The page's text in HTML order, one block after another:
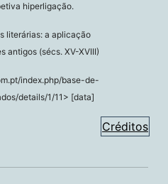
hiperligação.
literárias: a aplicação
antigos (sécs. XV-XVIII)
index.php/base-de-
details/1/11> [data]
Créditos